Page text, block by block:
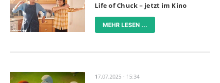
Life of Chuck – jetzt im Kino
MEHR LESEN ...
17.07.2025 - 15:34